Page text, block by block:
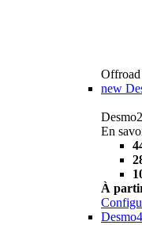
Offroad
new
En
À